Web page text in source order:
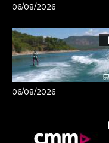
06/08/2026
06/08/2026